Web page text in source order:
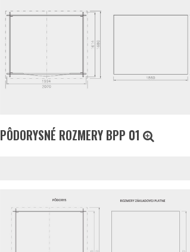
PÔDORYSNÉ ROZMERY BPP 01